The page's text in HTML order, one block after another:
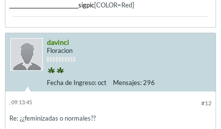
____________________________sigpic[COLOR=Red]
davinci
Floracion
Fecha de Ingreso:oct Mensajes: 296
#12
, 09:13:45
Re: ¿¿feminizadas o normales??